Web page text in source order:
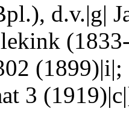
d.v.|g|
3